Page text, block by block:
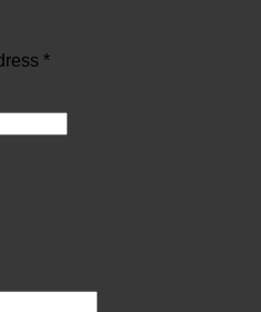
*Obligatoriskt